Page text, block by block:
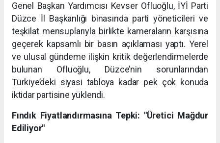
Genel Başkan Yardımcısı Kevser Ofluoğlu, İYİ Parti
Düzce İl Başkanlığı binasında parti yöneticileri ve
teşkilat mensuplarıyla birlikte kameraların karşısına
geçerek kapsamlı bir basın açıklaması yaptı. Yerel
ve ulusal gündeme ilişkin kritik değerlendirmelerde
bulunan Ofluoğlu, Düzce’nin sorunlarından
Türkiye’deki siyasi tabloya kadar pek çok konuda
iktidar partisine yüklendi.
Fındık Fiyatlandırmasına Tepki: "Üretici Mağdur
Ediliyor"